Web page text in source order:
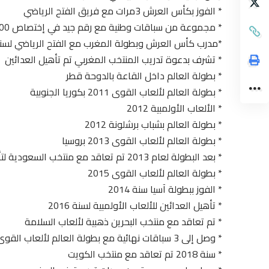
* الفوز بكأس العرش 3مرات مع فريق الفتح الرياضي
* مجموعة من سباقات وطنية مع رقم جيد في إختصاص 5000متر و10000متر في نصف المرابطون
*مدرب كأس العرش وبطولة المغرب مع الفتح الرياضي لسنة
* تشرف بدعوة تدريب المنتخب المغربي تم تأهيل العدائين
* بطولة العالم داخل القاعة بالدوحة قطر
* بطولة العالم لألعاب القوى 2011 بكوريا الجنوبية
* الألعاب الأولمبية 2012
* بطولة العالم بشباب برشلونة 2012
* بطولة العالم لألعاب القوى 2013 بروسيا
* بعد البطولة لعام 2013 تم تعاقد مع منتخب السعودية لتأهيل مجموعة من العدائين
* بطولة العالم لألعاب القوى 2015
* الفوز ببطولة آسيا سنة 2014
* تأهيل العدائين للألعاب الأولمبية لسنة 2016
* تم تعاقد مع منتخب البحرين ذهبية لألعاب السلامة
* وصل إلى 3 سباقات نهائية مع بطولة العالم لألعاب القوى لسنة 2017
* سنة 2018 تم تعاقد مع منتخب الكويت